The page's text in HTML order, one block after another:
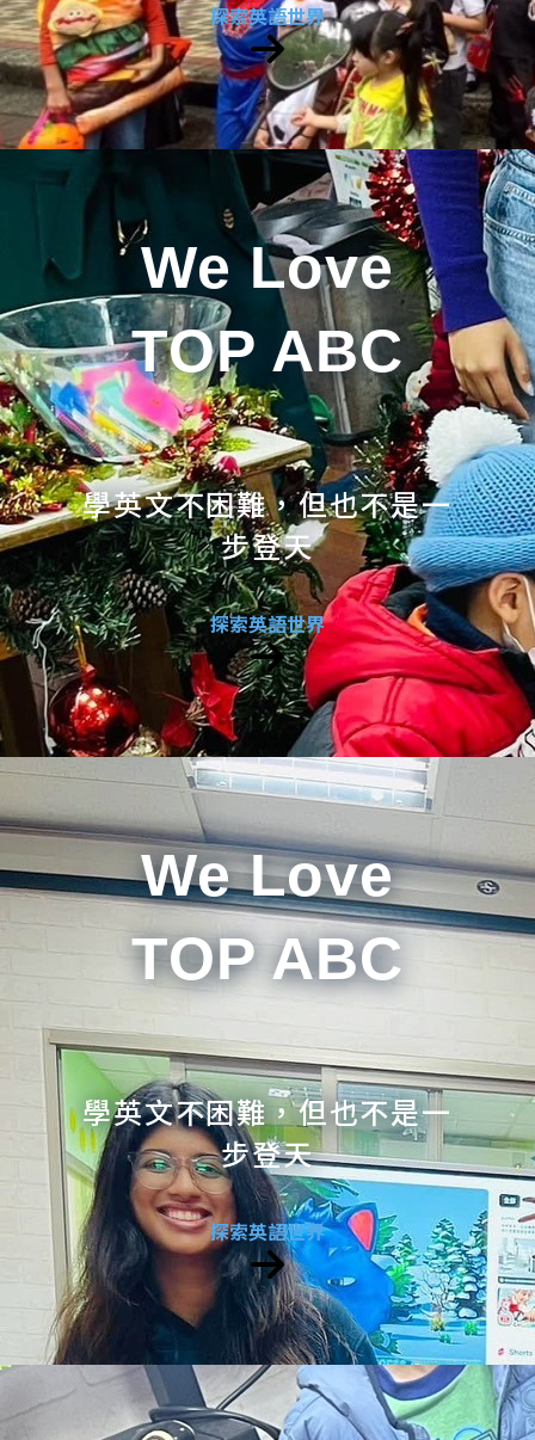
探索英語世界
We Love
TOP ABC
學英文不困難，但也不是一
步登天
探索英語世界
We Love
TOP ABC
學英文不困難，但也不是一
步登天
探索英語世界